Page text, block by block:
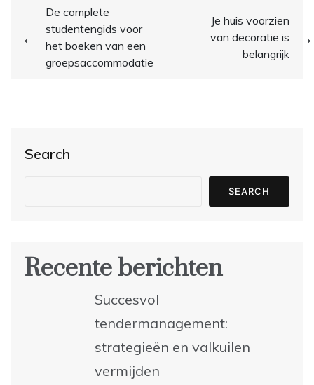
Post
navigation
De complete
studentengids voor
het boeken van een
groepsaccommodatie
Je huis voorzien
van decoratie is
belangrijk
Search
SEARCH
Recente berichten
Succesvol
tendermanagement:
strategieën en valkuilen
vermijden